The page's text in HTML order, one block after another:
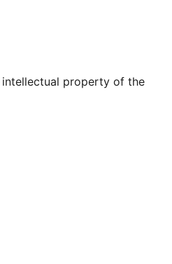
Tumblr
intellectual property of the